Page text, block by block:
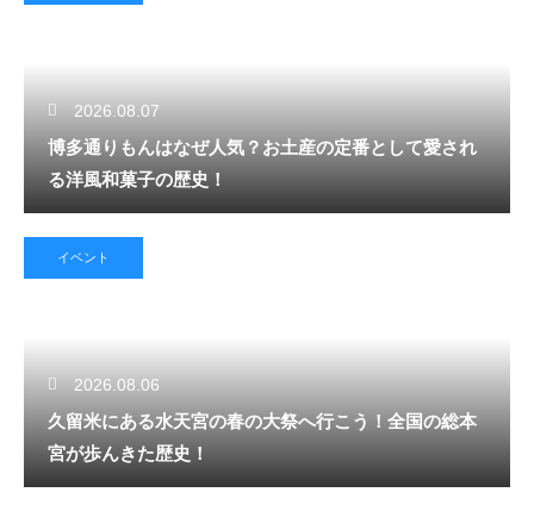
2026.08.07
博多通りもんはなぜ人気？お土産の定番として愛され
る洋風和菓子の歴史！
イベント
2026.08.06
久留米にある水天宮の春の大祭へ行こう！全国の総本
宮が歩んきた歴史！